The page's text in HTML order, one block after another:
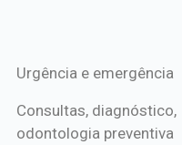
*Procedimentos Amil
Urgência e emergência
Consultas, diagnóstico,
odontologia preventiva